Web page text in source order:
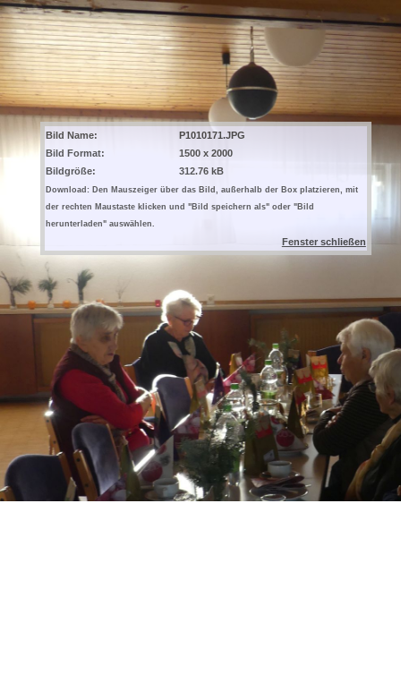
Bild Name:
P1010171.JPG
Bild Format:
1500 x 2000
Bildgröße:
312.76 kB
Download: Den Mauszeiger über das Bild, außerhalb der Box platzieren, mit
der rechten Maustaste klicken und "Bild speichern als" oder "Bild
herunterladen" auswählen.
Fenster schließen